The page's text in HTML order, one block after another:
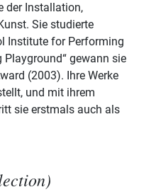
der Installation,
Sie studierte
Institute for Performing
Playground“ gewann sie
(2003). Ihre Werke
und mit ihrem
sie erstmals auch als